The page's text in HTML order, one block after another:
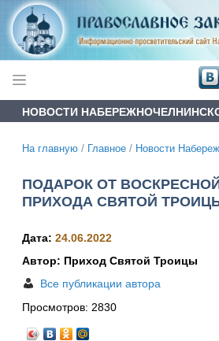
НОВОСТИ
На главную / Главное / Новости
ПОДАРОК ОТ
ПРИХОДА СВЯТОЙ
Дата: 24.06.2022
Автор: Приход Святой Троицы
Все публикации автора
Просмотров: 2830